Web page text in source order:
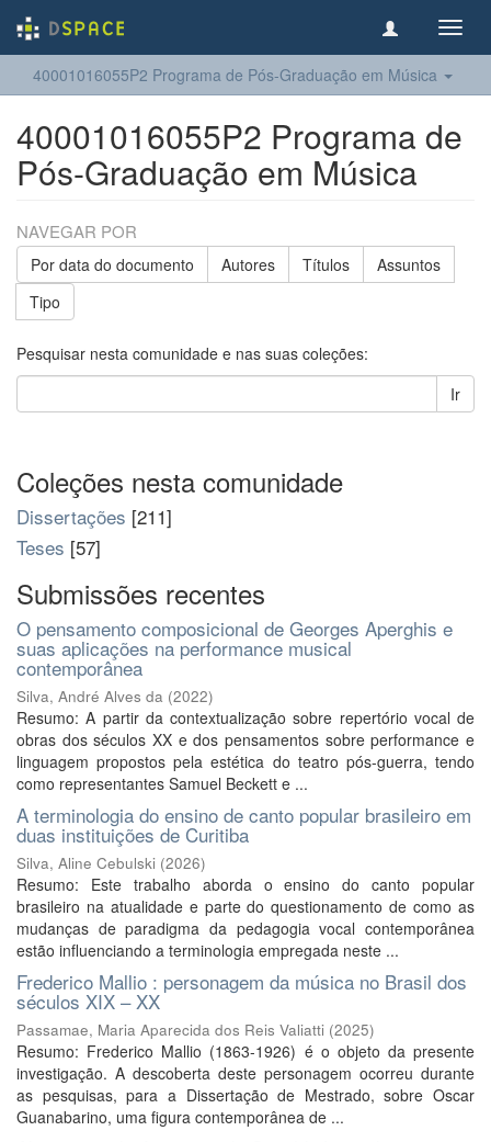
40001016055P2 Programa de Pós-Graduação em Música
40001016055P2 Programa de
Pós-Graduação em Música
NAVEGAR POR
Por data do documento Autores Títulos
Assuntos
Tipo
Pesquisar nesta comunidade e nas suas coleções:
Ir
Coleções nesta comunidade
Dissertações [211]
Teses [57]
Submissões recentes
O pensamento composicional de Georges Aperghis e
suas aplicações na performance musical
contemporânea
Silva, André Alves da (2022)
Resumo: A partir da contextualização sobre repertório vocal de
obras dos séculos XX e dos pensamentos sobre performance e
linguagem propostos pela estética do teatro pós-guerra, tendo
como representantes Samuel Beckett e ...
A terminologia do ensino de canto popular brasileiro em
duas instituições de Curitiba
Silva, Aline Cebulski (2026)
Resumo: Este trabalho aborda o ensino do canto popular
brasileiro na atualidade e parte do questionamento de como as
mudanças de paradigma da pedagogia vocal contemporânea
estão influenciando a terminologia empregada neste ...
Frederico Mallio : personagem da música no Brasil dos
séculos XIX – XX
Passamae, Maria Aparecida dos Reis Valiatti (2025)
Resumo: Frederico Mallio (1863-1926) é o objeto da presente
investigação. A descoberta deste personagem ocorreu durante
as pesquisas, para a Dissertação de Mestrado, sobre Oscar
Guanabarino, uma figura contemporânea de ...